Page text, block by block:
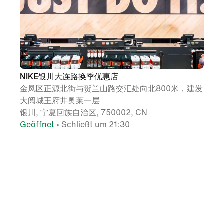
NIKE银川大连路换季优惠店
金凤区正源北街与贺兰山路交汇处向北800米，建发
大阅城王府井奥莱一层
银川, 宁夏回族自治区, 750002, CN
Geöffnet • Schließt um 21:30